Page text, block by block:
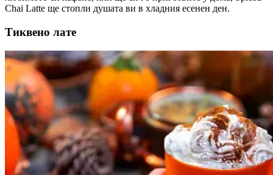
Chai Latte ще стопли душата ви в хладния есенен ден.
Тиквено лате